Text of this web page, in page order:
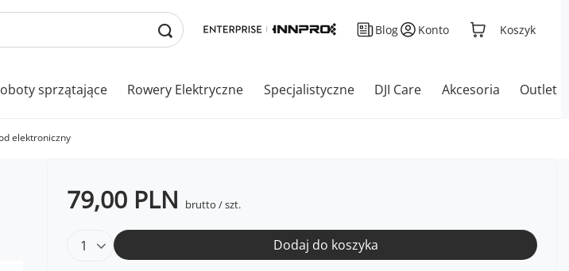
Blog Konto Koszyk
sprzątające Rowery Elektryczne Specjalistyczne DJI Care Akcesoria Outlet
elektroniczny
79,00 PLN brutto /szt.
Dodaj do koszyka